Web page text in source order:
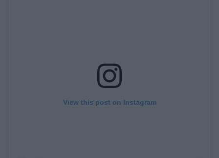
View this post on Instagram